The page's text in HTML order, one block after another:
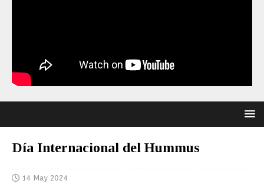
Día Internacional del Hummus
14 May 2024